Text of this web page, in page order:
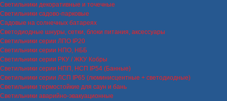
Светильники декоративные и точечные
Светильники садово-парковые
Садовые на солнечных батареях
Светодиодные шнуры, сетки, блоки питания, аксессуары
Светильники серии ЛПО IP20
Светильники серии НПО, НББ
Светильники серии РКУ / ЖКУ Кобры
Светильники серии НПП, НСП IP54 (Банные)
Светильники серии ЛСП IP65 (люминисцентные + светодиодные)
Светильники термостойкие для саун и бань
Светильники аварийно-эвакуационные